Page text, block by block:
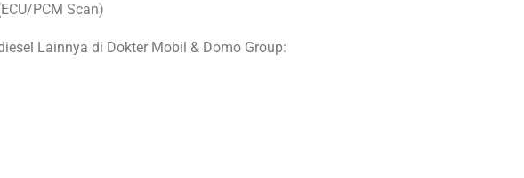
PCM Scan)
Lainnya di Dokter Mobil & Domo Group: